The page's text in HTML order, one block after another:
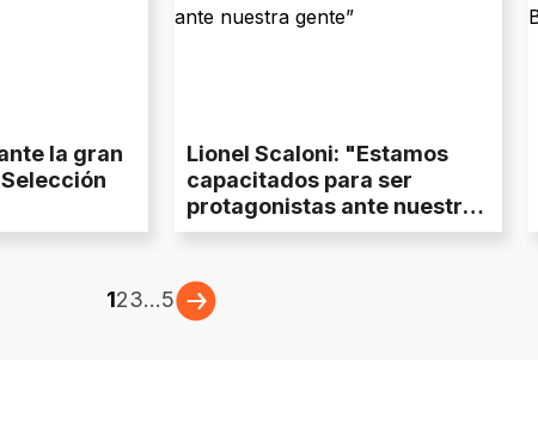
la gran
Lionel Scaloni: "Estamos
capacitados para ser
protagonistas ante nuestra
gente”
123...5